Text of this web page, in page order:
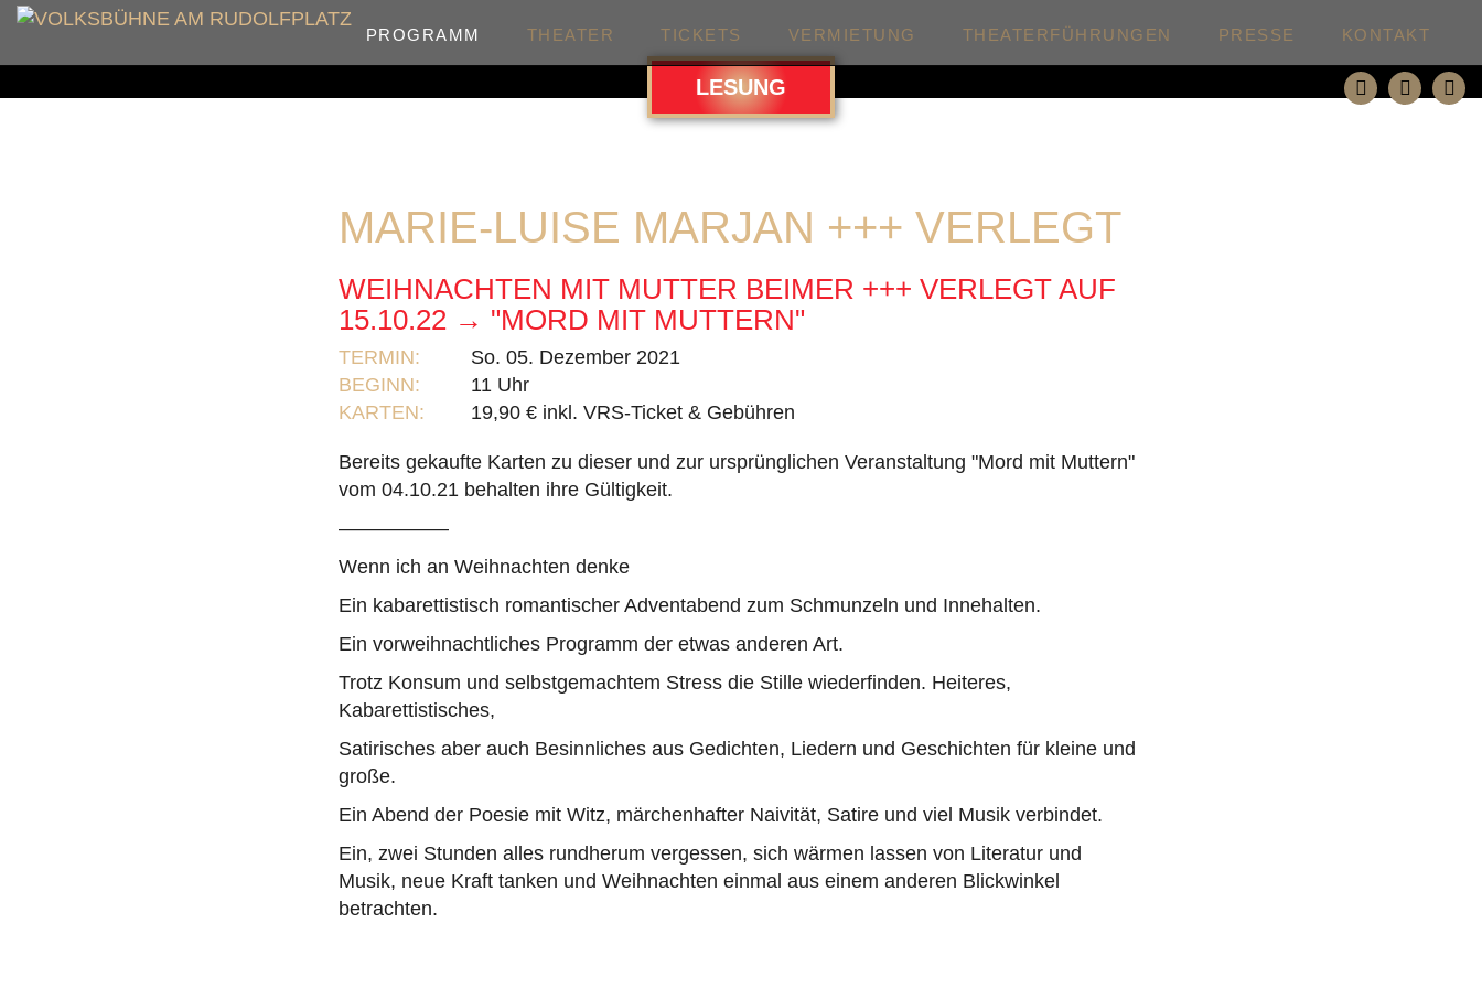
PROGRAMM THEATER TICKETS VERMIETUNG THEATERFÜHRUNGEN PRESSE KONTAKT
LESUNG
MARIE-LUISE MARJAN +++ VERLEGT
WEIHNACHTEN MIT MUTTER BEIMER +++ VERLEGT AUF
15.10.22 → "MORD MIT MUTTERN"
TERMIN:
So. 05. Dezember 2021
BEGINN:
11 Uhr
KARTEN:
19,90 € inkl. VRS-Ticket & Gebühren
Bereits gekaufte Karten zu dieser und zur ursprünglichen Veranstaltung "Mord mit Muttern"
vom 04.10.21 behalten ihre Gültigkeit.
––––––––––
Wenn ich an Weihnachten denke
Ein kabarettistisch romantischer Adventabend zum Schmunzeln und Innehalten.
Ein vorweihnachtliches Programm der etwas anderen Art.
Trotz Konsum und selbstgemachtem Stress die Stille wiederfinden. Heiteres,
Kabarettistisches,
Satirisches aber auch Besinnliches aus Gedichten, Liedern und Geschichten für kleine und
große.
Ein Abend der Poesie mit Witz, märchenhafter Naivität, Satire und viel Musik verbindet.
Ein, zwei Stunden alles rundherum vergessen, sich wärmen lassen von Literatur und
Musik, neue Kraft tanken und Weihnachten einmal aus einem anderen Blickwinkel
betrachten.